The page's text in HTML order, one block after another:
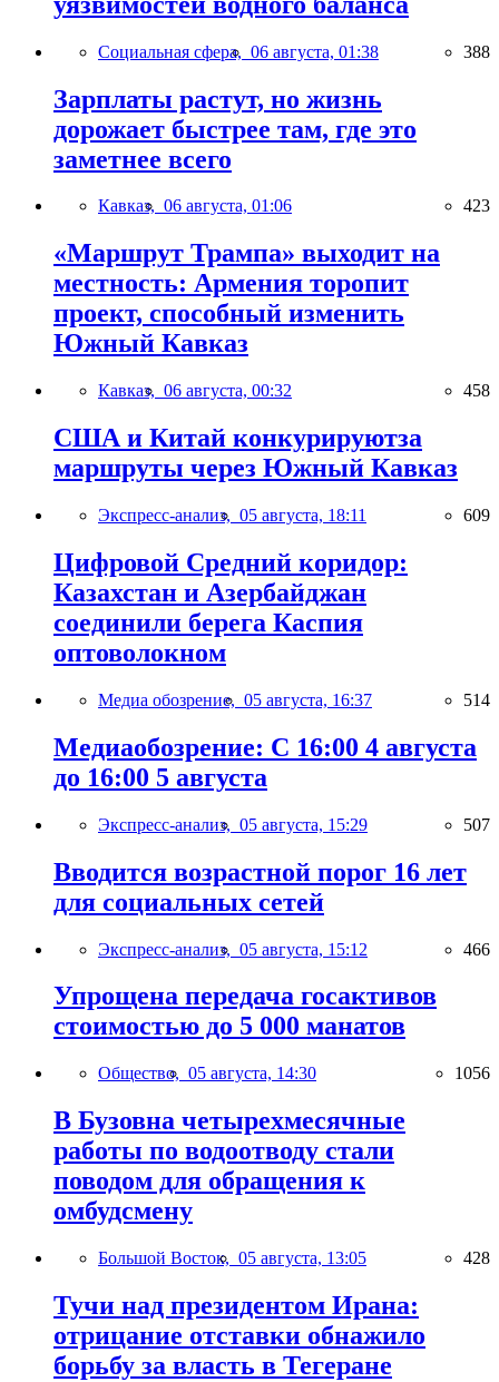
Социальная сфера, 06 августа, 01:38 388
Зарплаты растут, но жизнь
дорожает быстрее там, где это
заметнее всего
Кавказ, 06 августа, 01:06 423
«Маршрут Трампа» выходит на
местность: Армения торопит
проект, способный изменить
Южный Кавказ
Кавказ, 06 августа, 00:32 458
США и Китай конкурируютза
маршруты через Южный Кавказ
Экспресс-анализ, 05 августа, 18:11 609
Цифровой Средний коридор:
Казахстан и Азербайджан
соединили берега Каспия
оптоволокном
Медиа обозрение, 05 августа, 16:37 514
Медиаобозрение: С 16:00 4 августа
до 16:00 5 августа
Экспресс-анализ, 05 августа, 15:29 507
Вводится возрастной порог 16 лет
для социальных сетей
Экспресс-анализ, 05 августа, 15:12 466
Упрощена передача госактивов
стоимостью до 5 000 манатов
Общество, 05 августа, 14:30 1056
В Бузовна четырехмесячные
работы по водоотводу стали
поводом для обращения к
омбудсмену
Большой Восток, 05 августа, 13:05 428
Тучи над президентом Ирана:
отрицание отставки обнажило
борьбу за власть в Тегеране